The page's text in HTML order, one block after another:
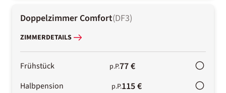
Doppelzimmer Comfort(DF3)
ZIMMERDETAILS
Frühstück p.P.77 €
Halbpension p.P.115 €